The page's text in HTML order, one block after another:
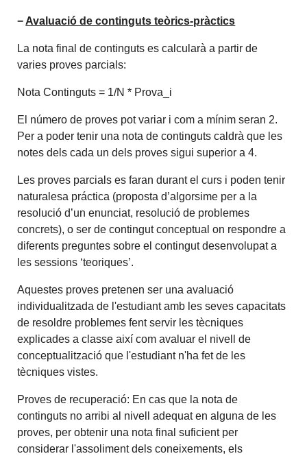
− Avaluació de continguts teòrics-pràctics
La nota final de continguts es calcularà a partir de
varies proves parcials:
Nota Continguts = 1/N * Prova_i
El número de proves pot variar i com a mínim seran 2.
Per a poder tenir una nota de continguts caldrà que les
notes dels cada un dels proves sigui superior a 4.
Les proves parcials es faran durant el curs i poden tenir
naturalesa práctica (proposta d’algorsime per a la
resolució d’un enunciat, resolució de problemes
concrets), o ser de contingut conceptual on respondre a
diferents preguntes sobre el contingut desenvolupat a
les sessions ‘teoriques’.
Aquestes proves pretenen ser una avaluació
individualitzada de l'estudiant amb les seves capacitats
de resoldre problemes fent servir les tècniques
explicades a classe així com avaluar el nivell de
conceptualització que l'estudiant n'ha fet de les
tècniques vistes.
Proves de recuperació: En cas que la nota de
continguts no arribi al nivell adequat en alguna de les
proves, per obtenir una nota final suficient per
considerar l'assoliment dels coneixements, els